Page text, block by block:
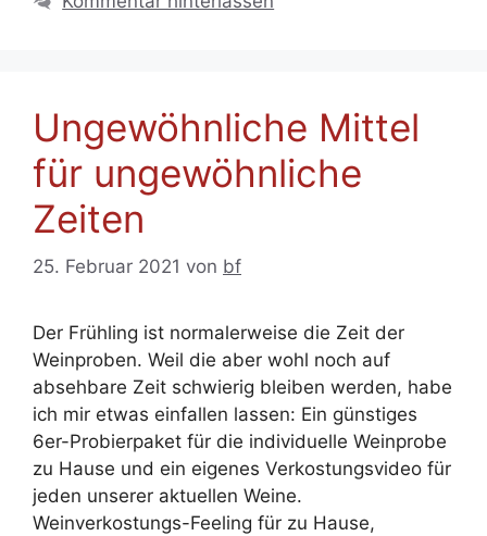
Ungewöhnliche Mittel
für ungewöhnliche
Zeiten
25. Februar 2021 von bf
Der Frühling ist normalerweise die Zeit der
Weinproben. Weil die aber wohl noch auf
absehbare Zeit schwierig bleiben werden, habe
ich mir etwas einfallen lassen: Ein günstiges
6er-Probierpaket für die individuelle Weinprobe
zu Hause und ein eigenes Verkostungsvideo für
jeden unserer aktuellen Weine.
Weinverkostungs-Feeling für zu Hause,